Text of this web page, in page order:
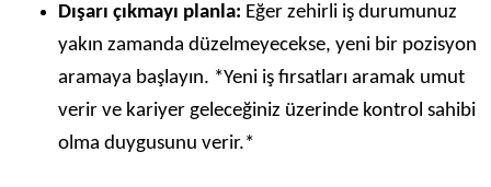
Dışarı çıkmayı planla: Eğer zehirli iş durumunuz
yakın zamanda düzelmeyecekse, yeni bir pozisyon
aramaya başlayın. *Yeni iş fırsatları aramak umut
verir ve kariyer geleceğiniz üzerinde kontrol sahibi
olma duygusunu verir.*